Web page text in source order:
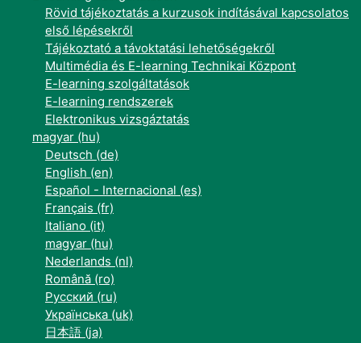
Rövid tájékoztatás a kurzusok indításával kapcsolatos
első lépésekről
Tájékoztató a távoktatási lehetőségekről
Multimédia és E-learning Technikai Központ
E-learning szolgáltatások
E-learning rendszerek
Elektronikus vizsgáztatás
magyar ‎(hu)‎
Deutsch ‎(de)‎
English ‎(en)‎
Español - Internacional ‎(es)‎
Français ‎(fr)‎
Italiano ‎(it)‎
magyar ‎(hu)‎
Nederlands ‎(nl)‎
Română ‎(ro)‎
Русский ‎(ru)‎
Українська ‎(uk)‎
日本語 ‎(ja)‎